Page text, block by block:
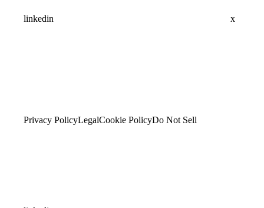
linkedin x
Privacy PolicyLegalCookie PolicyDo Not Sell